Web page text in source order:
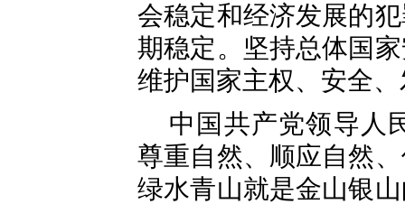
会稳定和经济发展的
期稳定。坚持总体国
维护国家主权、安全
中国共产党领导人
尊重自然、顺应自然
绿水青山就是金山银